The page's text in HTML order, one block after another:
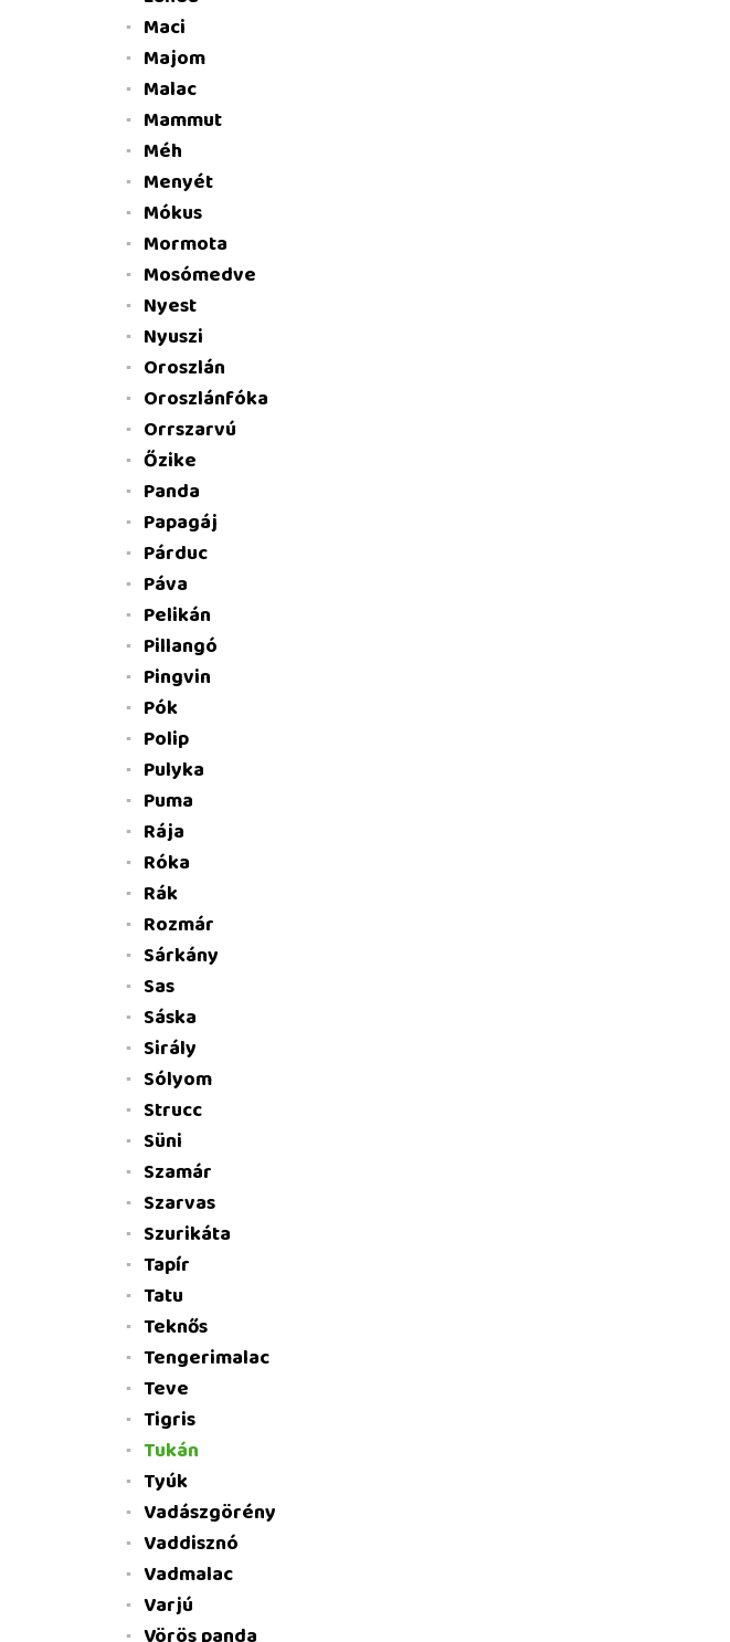
Maci
Majom
Malac
Mammut
Méh
Menyét
Mókus
Mormota
Mosómedve
Nyest
Nyuszi
Oroszlán
Oroszlánfóka
Orrszarvú
Őzike
Panda
Papagáj
Párduc
Páva
Pelikán
Pillangó
Pingvin
Pók
Polip
Pulyka
Puma
Rája
Róka
Rák
Rozmár
Sárkány
Sas
Sáska
Sirály
Sólyom
Strucc
Süni
Szamár
Szarvas
Szurikáta
Tapír
Tatu
Teknős
Tengerimalac
Teve
Tigris
Tukán
Tyúk
Vadászgörény
Vaddisznó
Vadmalac
Varjú